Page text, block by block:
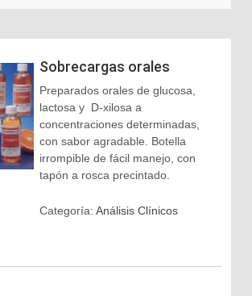
Sobrecargas orales
Preparados orales de glucosa,
lactosa y D-xilosa a
concentraciones determinadas,
con sabor agradable. Botella
irrompible de fácil manejo, con
tapón a rosca precintado.
Categoría:Análisis Clínicos